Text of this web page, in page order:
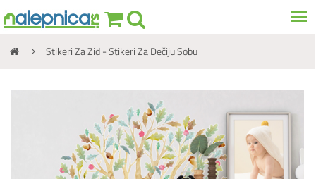
Stikeri Za Zid - Stikeri Za Dečiju Sobu